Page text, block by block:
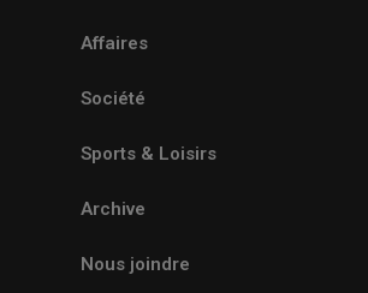
Affaires
Société
Sports & Loisirs
Archive
Nous joindre